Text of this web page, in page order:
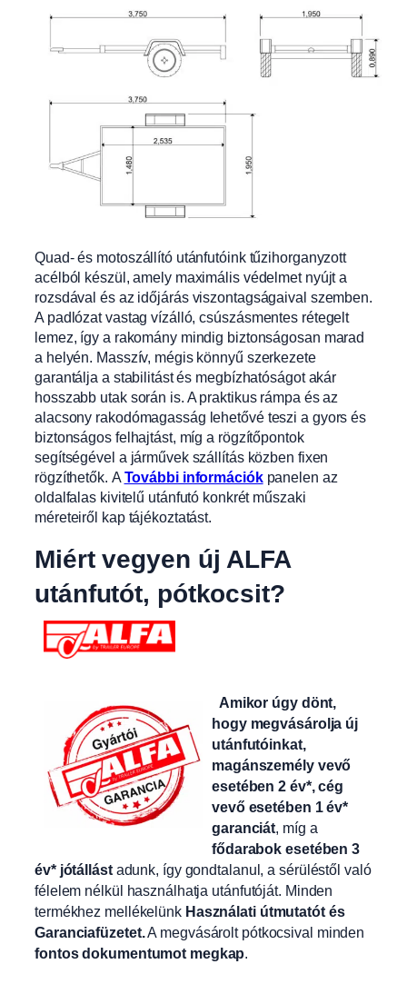
Quad- és motoszállító utánfutóink tűzihorganyzott
acélból készül, amely maximális védelmet nyújt a
rozsdávalés az időjárás viszontagságaival szemben.
A padlózat vastag vízálló, csúszásmentes rétegelt
lemez, így a rakomány mindig biztonságosan marad
a helyén. Masszív, mégis könnyű szerkezete
garantálja a stabilitást és megbízhatóságot akár
hosszabb utak során is. A praktikus rámpa és az
alacsony rakodómagasság lehetővé teszi a gyors és
biztonságos felhajtást, míg a rögzítőpontok
segítségével a járművek szállítás közben fixen
rögzíthetők. A További információkpanelen az
oldalfalas kivitelű utánfutó konkrét műszaki
méreteiről kap tájékoztatást.
Miért vegyen új ALFA
utánfutót, pótkocsit?
Amikor úgy dönt,
hogy megvásárolja új
utánfutóinkat,
magánszemély vevő
esetében 2 év*, cég
vevő esetében 1 év*
garanciát, míg a
fődarabok esetében 3
év* jótállástadunk, így gondtalanul, a sérüléstől való
félelem nélkül használhatja utánfutóját. Minden
termékhez mellékelünk Használati útmutatót és
Garanciafüzetet.A megvásárolt pótkocsival minden
fontos dokumentumot megkap.